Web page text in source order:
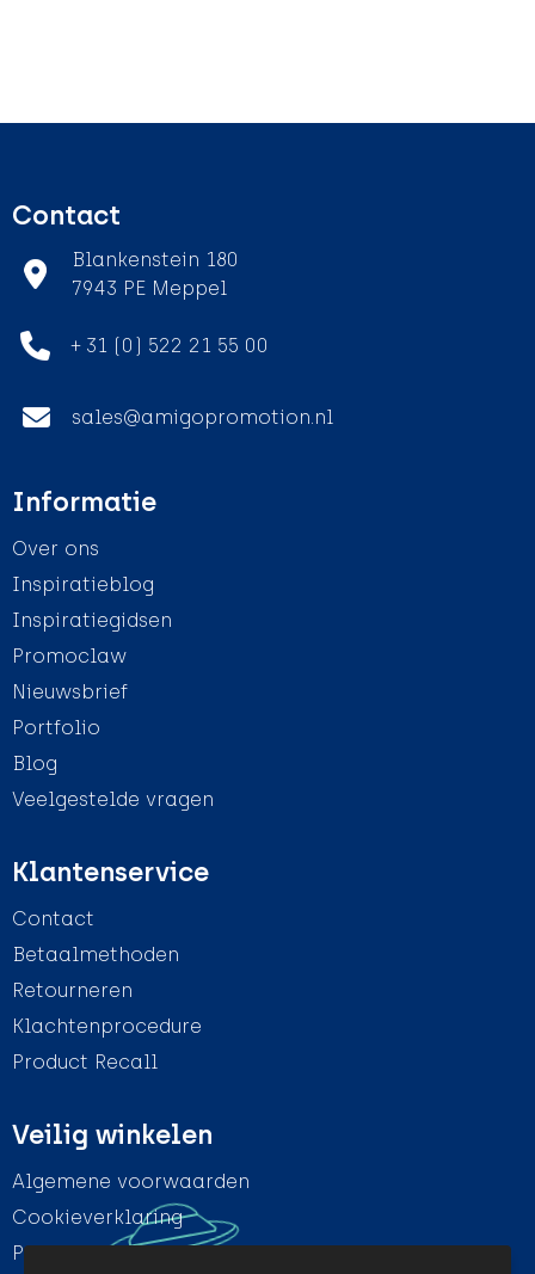
Contact
Blankenstein 180
7943 PE Meppel
+ 31 (0) 522 21 55 00
sales@amigopromotion.nl
Informatie
Over ons
Inspiratieblog
Inspiratiegidsen
Promoclaw
Nieuwsbrief
Portfolio
Blog
Veelgestelde vragen
Klantenservice
Contact
Betaalmethoden
Retourneren
Klachtenprocedure
Product Recall
Veilig winkelen
Algemene voorwaarden
Cookieverklaring
Privacyverklaring